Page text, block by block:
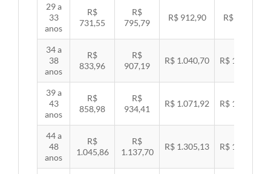
29 a
33
anos
R$
731,55
R$
795,79
R$ 912,90 R$ 940,74
34 a
38
anos
R$
833,96
R$
907,19
R$ 1.040,70 R$ 1.072,43
39 a
43
anos
R$
858,98
R$
934,41
R$ 1.071,92 R$ 1.104,60
44 a
48
anos
R$
1.045,86
R$
1.137,70
R$ 1.305,13 R$ 1.344,92